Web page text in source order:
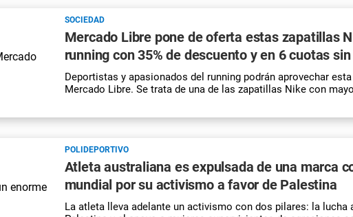
SOCIEDAD
Mercado Libre pone de oferta estas zapatillas
running con 35% de descuento y en 6 cuotas
Deportistas y apasionados del running podrán aprovechar
Mercado Libre. Se trata de una de las zapatillas Nike con
POLIDEPORTIVO
Atleta australiana es expulsada de una marca
mundial por su activismo a favor de Palestina
La atleta lleva adelante un activismo con dos pilares: la lucha